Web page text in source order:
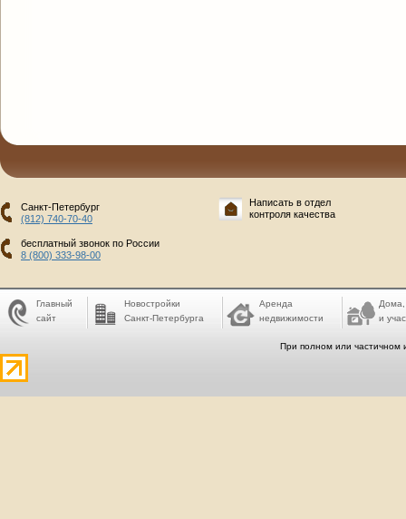
Санкт-Петербург
(812) 740-70-40
бесплатный звонок по России
8 (800) 333-98-00
Написать в отдел
контроля качества
Главный
сайт
Новостройки
Санкт-Петербурга
Аренда
недвижимости
Дома,
и
При полном или частичном